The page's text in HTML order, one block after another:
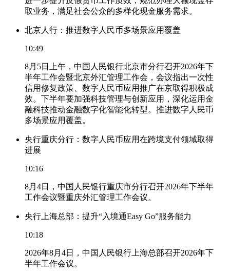
取业务，满足社会公众的多样化现金服务需求。
北京人行：推进数字人民币多场景应用覆盖
10:49
8月5日上午，中国人民银行北京市分行召开2026年下
半年工作会暨北京外汇管理工作会，会议指出一次性
信用修复政策、数字人民币应用推广在京取得积极成
效。下半年要加强科技管理与创新应用，深化运用金
融科技推动金融数字化智能化转型。推进数字人民币
多场景应用覆盖。
央行重庆分行：数字人民币应用在跨境支付领域取得
进展
10:16
8月4日，中国人民银行重庆市分行召开2026年下半年
工作会议暨重庆外汇管理工作会议。
央行上海总部：提升“入境通Easy Go”服务能力
10:18
2026年8月4日，中国人民银行上海总部召开2026年下
半年工作会议。